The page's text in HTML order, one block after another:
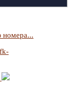
номера...